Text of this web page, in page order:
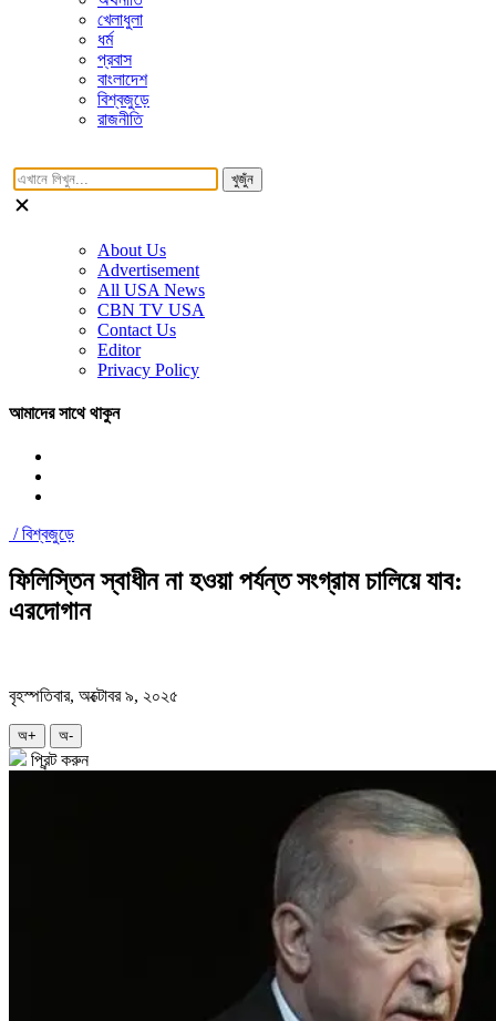
খেলাধুলা
ধর্ম
প্রবাস
বাংলাদেশ
বিশ্বজুড়ে
রাজনীতি
খুজুঁন
About Us
Advertisement
All USA News
CBN TV USA
Contact Us
Editor
Privacy Policy
আমাদের সাথে থাকুন
/বিশ্বজুড়ে
ফিলিস্তিন স্বাধীন না হওয়া পর্যন্ত সংগ্রাম চালিয়ে যাব:
এরদোগান
বৃহস্পতিবার, অক্টোবর ৯, ২০২৫
অ+ অ-
প্রিন্ট করুন